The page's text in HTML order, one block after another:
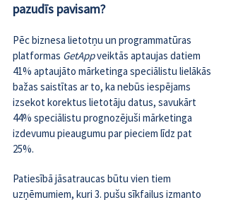
pazudīs pavisam?
Pēc biznesa lietotņu un programmatūras
platformas GetApp veiktās aptaujas datiem
41% aptaujāto mārketinga speciālistu lielākās
bažas saistītas ar to, ka nebūs iespējams
izsekot korektus lietotāju datus, savukārt
44% speciālistu prognozējuši mārketinga
izdevumu pieaugumu par pieciem līdz pat
25%.
Patiesībā jāsatraucas būtu vien tiem
uzņēmumiem, kuri 3. pušu sīkfailus izmanto